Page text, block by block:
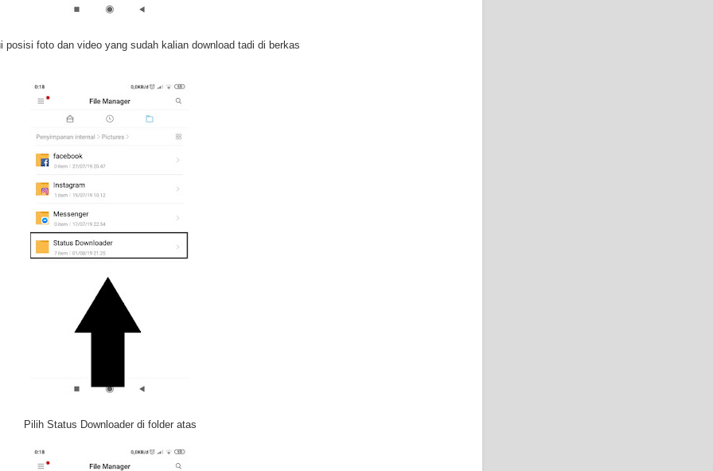
posisi foto dan video yang sudah kalian download tadi di berkas
Pilih Status Downloader di folder atas